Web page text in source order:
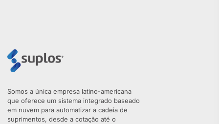
Somos a única empresa latino-americana
que oferece um sistema integrado baseado
em nuvem para automatizar a cadeia de
suprimentos, desde a cotação até o